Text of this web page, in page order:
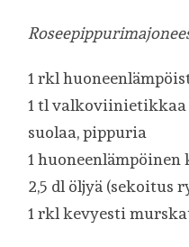
1 rkl
1 tl valkoviinietikkaa
suolaa, pippuria
1 huoneenlämpöinen
2,5 dl öljyä (sekoitus
1 rkl kevyesti